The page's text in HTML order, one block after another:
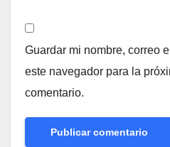
Guardar mi nombre, correo
este navegador para la
comentario.